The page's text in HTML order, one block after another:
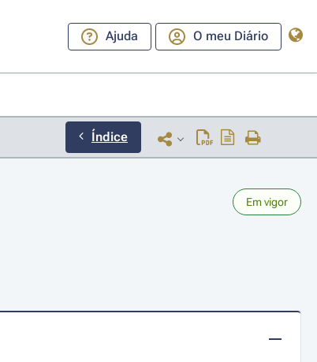
Ajuda O meu Diário
Índice
Em vigor